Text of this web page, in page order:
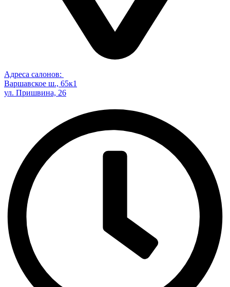
Адреса салонов:
Варшавское ш., 65к1
ул. Пришвина, 26